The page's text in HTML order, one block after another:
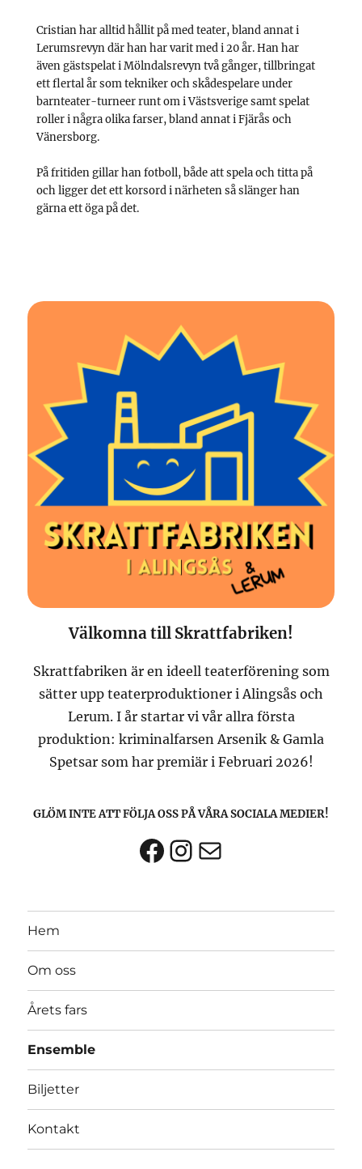
Cristian har alltid hållit på med teater, bland annat i
Lerumsrevyn där han har varit med i 20 år. Han har
även gästspelat i Mölndalsrevyn två gånger, tillbringat
ett flertal år som tekniker och skådespelare under
barnteater-turneer runt om i Västsverige samt spelat
roller i några olika farser, bland annat i Fjärås och
Vänersborg.
På fritiden gillar han fotboll, både att spela och titta på
och ligger det ett korsord i närheten så slänger han
gärna ett öga på det.
Välkomna till Skrattfabriken!
Skrattfabriken är en ideell teaterförening som
sätter upp teaterproduktioner i Alingsås och
Lerum. I år startar vi vår allra första
produktion: kriminalfarsen Arsenik & Gamla
Spetsar som har premiär i Februari 2026!
GLÖM INTE ATT FÖLJA OSS PÅ VÅRA SOCIALA MEDIER!
Facebook
Instagram
E-post
Hem
Om oss
Årets fars
Ensemble
Biljetter
Kontakt